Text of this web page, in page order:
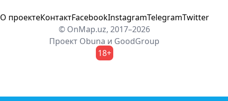
О проектеКонтактFacebookInstagramTelegramTwitter
© OnMap.uz, 2017–2026
Проект Obuna и GoodGroup
18+